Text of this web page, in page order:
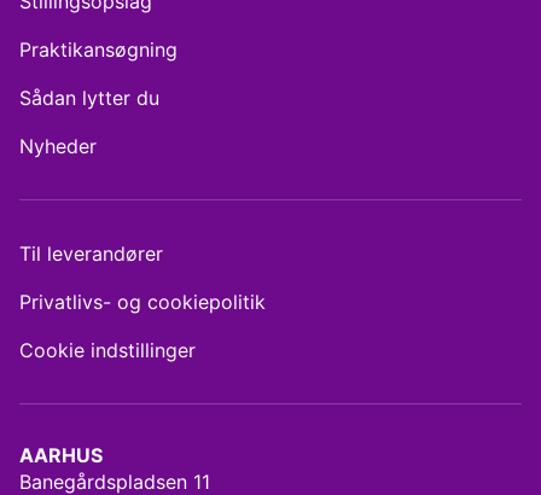
AARHUS
Banegårdspladsen 11
Praktikansøgning
Sådan lytter du
Nyheder
Til leverandører
Privatlivs- og cookiepolitik
Cookie indstillinger